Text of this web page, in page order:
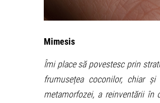
Mimesis
Îmi place să povestesc prin
frumusețea coconilor, chiar
metamorfozei, a reinventării în